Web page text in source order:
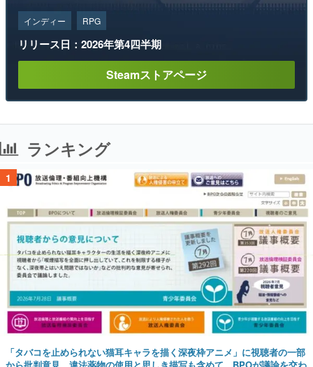
インディー RPG
リリース日：2026年第4四半期
Steamストアページ
ランキング
1
「タバコを止められない猫耳キャラを描く深夜枠アニメ」に視聴者の一部